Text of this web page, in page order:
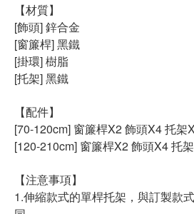
【材質】
[飾頭] 鋅合金
[窗簾桿] 黑鐵
[掛環] 樹脂
[托架] 黑鐵
【配件】
[70-120cm] 窗簾桿X2 飾頭X4 托架
[120-210cm] 窗簾桿X2 飾頭X4 托
【注意事項】
1.伸縮款式的單桿托架，與訂製款